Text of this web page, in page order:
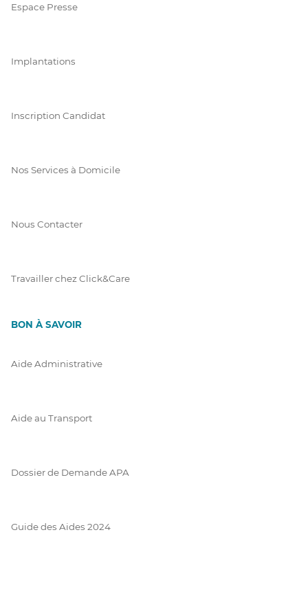
Espace Presse
Implantations
Inscription Candidat
Nos Services à Domicile
Nous Contacter
Travailler chez Click&Care
BON À SAVOIR
Aide Administrative
Aide au Transport
Dossier de Demande APA
Guide des Aides 2024